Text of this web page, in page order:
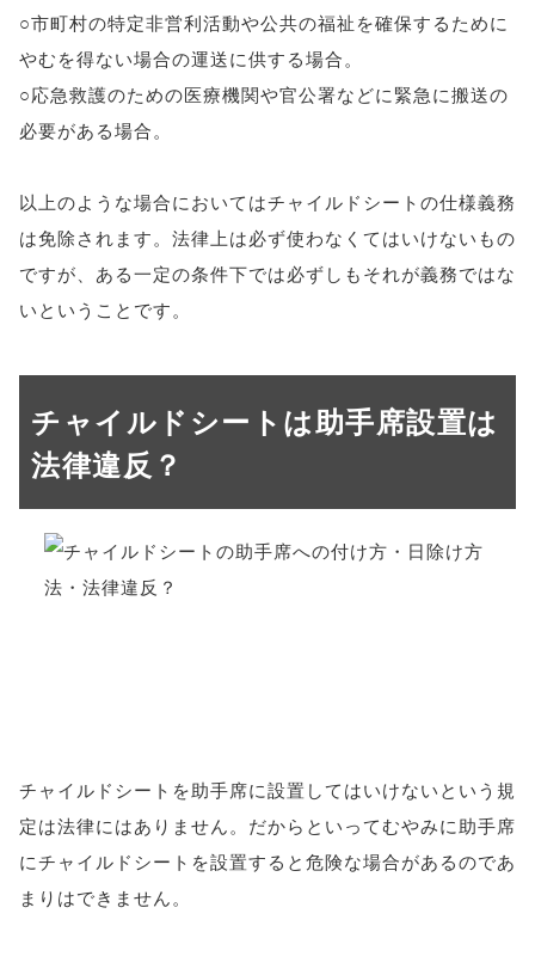
○市町村の特定非営利活動や公共の福祉を確保するために
やむを得ない場合の運送に供する場合。
○応急救護のための医療機関や官公署などに緊急に搬送の
必要がある場合。
以上のような場合においてはチャイルドシートの仕様義務
は免除されます。法律上は必ず使わなくてはいけないもの
ですが、ある一定の条件下では必ずしもそれが義務ではな
いということです。
チャイルドシートは助手席設置は
法律違反？
チャイルドシートを助手席に設置してはいけないという規
定は法律にはありません。だからといってむやみに助手席
にチャイルドシートを設置すると危険な場合があるのであ
まりはできません。